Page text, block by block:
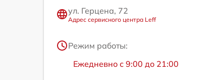
ул. Герцена, 72
Адрес сервисного центра Leff
Режим работы:
Ежедневно с 9:00 до 21:00